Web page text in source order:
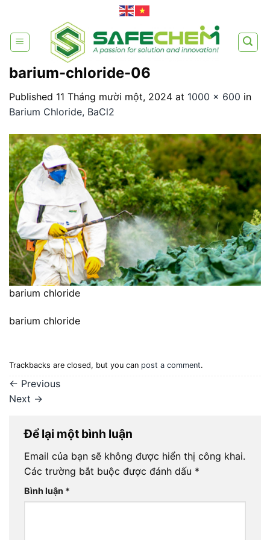
content
barium-chloride-06
Published 11 Tháng mười một, 2024 at 1000 × 600 in
Barium Chloride, BaCl2
barium chloride
barium chloride
Trackbacks are closed, but you can post a comment.
← Previous
Next →
Để lại một bình luận
Email của bạn sẽ không được hiển thị công khai.
Các trường bắt buộc được đánh dấu *
Bình luận *